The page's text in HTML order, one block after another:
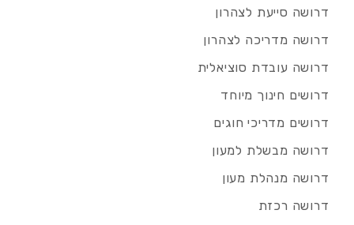
דרושה סייעת לצהרון
דרושה מדריכה לצהרון
דרושה עובדת סוציאלית
דרושים חינוך מיוחד
דרושים מדריכי חוגים
דרושה מבשלת למעון
דרושה מנהלת מעון
דרושה רכזת